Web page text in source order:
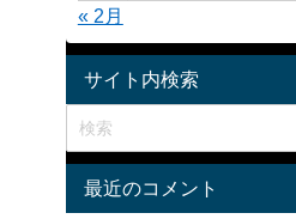
« 2月
サイト内検索
最近のコメント